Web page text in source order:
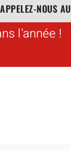
APPELEZ-NOUS AU
l'année !